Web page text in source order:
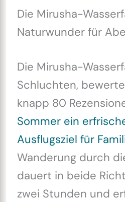
Die Mirusha-
Naturwunder für
Die Mirusha-
Schluchten,
knapp 80
Sommer ein
Ausflugsziel für
Wanderung durch
dauert in beide
zwei Stunden und